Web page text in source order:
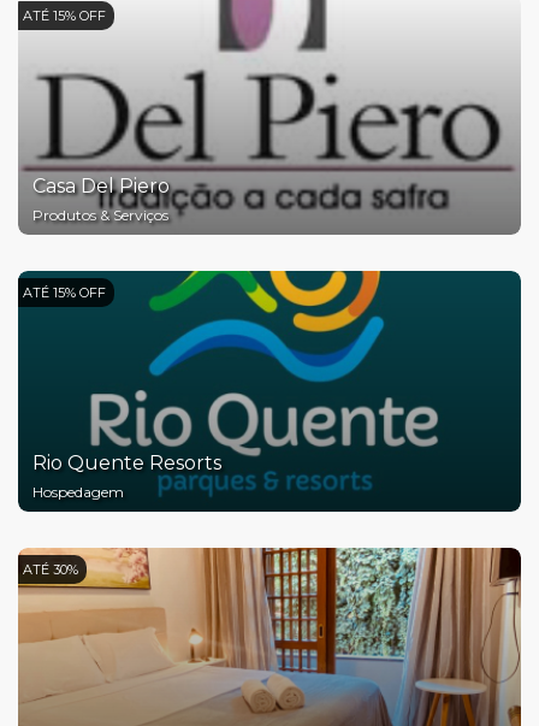
ATÉ 15% OFF
Casa Del Piero
Produtos & Serviços
ATÉ 15% OFF
Rio Quente Resorts
Hospedagem
ATÉ 30%